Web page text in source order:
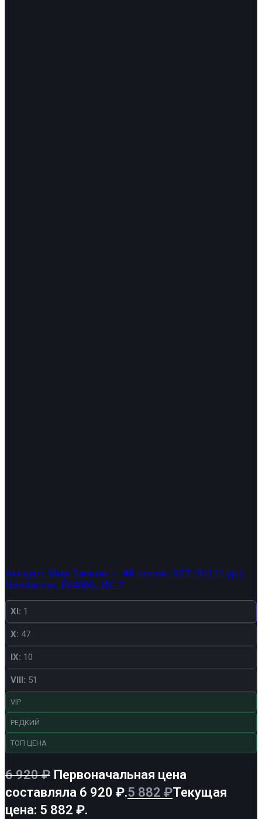
Аккаунт Мир Танков — 48 топов: BZT-70 (11 ур.),
Gendarme, FV4005, ИС-7
XI: 1
X: 47
IX: 10
VIII: 51
VIP
РЕДКИЙ
ТОП ЦЕНА
6 920₽ Первоначальная цена
составляла 6 920 ₽.5 882 ₽Текущая
цена: 5 882 ₽.